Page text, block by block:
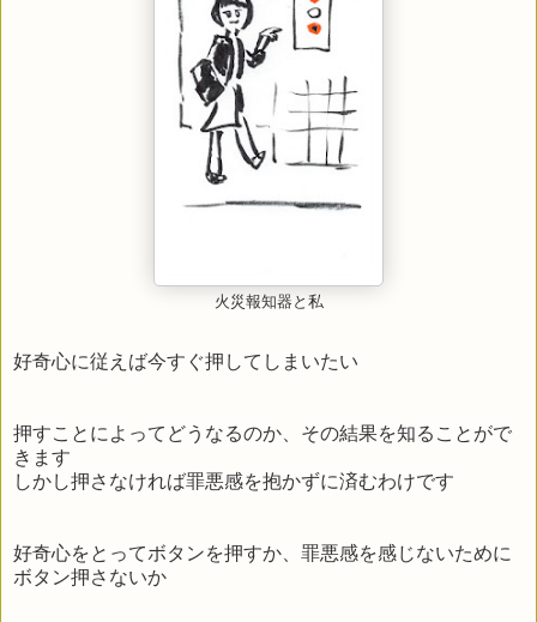
火災報知器と私
好奇心に従えば今すぐ押してしまいたい
押すことによってどうなるのか、その結果を知ることがで
きます
しかし押さなければ罪悪感を抱かずに済むわけです
好奇心をとってボタンを押すか、罪悪感を感じないために
ボタン押さないか